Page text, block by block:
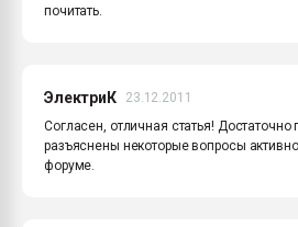
почитать.
ЭлектриК
23.12.2011
Согласен, отличная статья! Достаточно
разъяснены некоторые вопросы
форуме.